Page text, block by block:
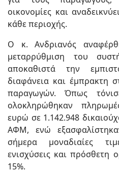
οικονομίες και
κάθε περιοχής.
Ο κ. Ανδριανός
μεταρρύθμιση του
αποκαθιστά την
διαφάνεια και έμπρακτη
παραγωγών. Όπως
ολοκληρώθηκαν
ευρώ σε 1.142.948
ΑΦΜ, ενώ
σήμερα μοναδιαίες
ενισχύσεις και πρόσθετη
15%.